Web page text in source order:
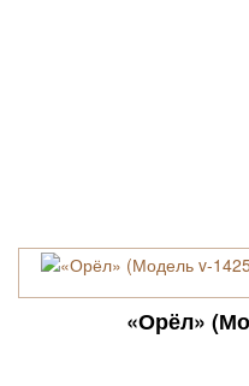
«Орёл»